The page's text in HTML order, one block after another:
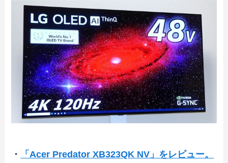
・
「Acer Predator XB323QK NV」をレビュー。